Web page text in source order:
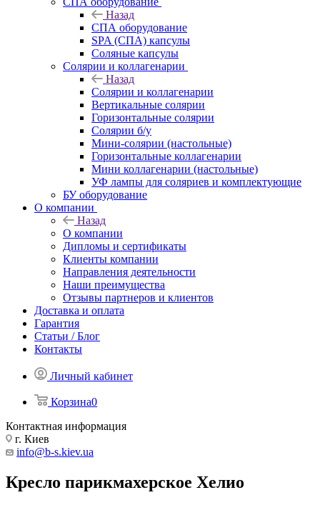
Назад
СПА оборудование
SPA (СПА) капсулы
Соляные капсулы
Солярии и коллагенарии
Назад
Солярии и коллагенарии
Вертикальные солярии
Горизонтальные солярии
Солярии б/у
Мини-солярии (настольные)
Горизонтальные коллагенарии
Мини коллагенарии (настольные)
УФ лампы для соляриев и комплектующие
БУ оборудование
О компании
Назад
О компании
Дипломы и сертификаты
Клиенты компании
Направления деятельности
Наши преимущества
Отзывы партнеров и клиентов
Доставка и оплата
Гарантия
Статьи / Блог
Контакты
Личный кабинет
Корзина0
Контактная информация
г. Киев
info@b-s.kiev.ua
Кресло парикмахерское Хелио